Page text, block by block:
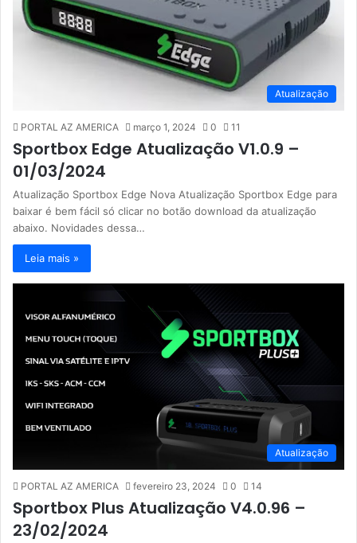
Atualização
PORTAL AZ AMERICA março 1, 2024 0 11
Sportbox Edge Atualização V1.0.9 –
01/03/2024
Atualização Sportbox Edge Nova Atualização Sportbox Edge para
baixar é bem fácil só clicar no botão download da atualização
abaixo. Novidades dessa…
Leia mais »
Atualização
PORTAL AZ AMERICA fevereiro 23, 2024 0 14
Sportbox Plus Atualização V4.0.96 –
23/02/2024